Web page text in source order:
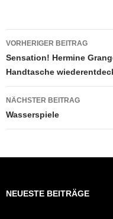
VORHERIGER BEITRAG
Sensation! Hermine
Handtasche
NÄCHSTER BEITRAG
Wasserspiele
NEUESTE BEITRÄGE